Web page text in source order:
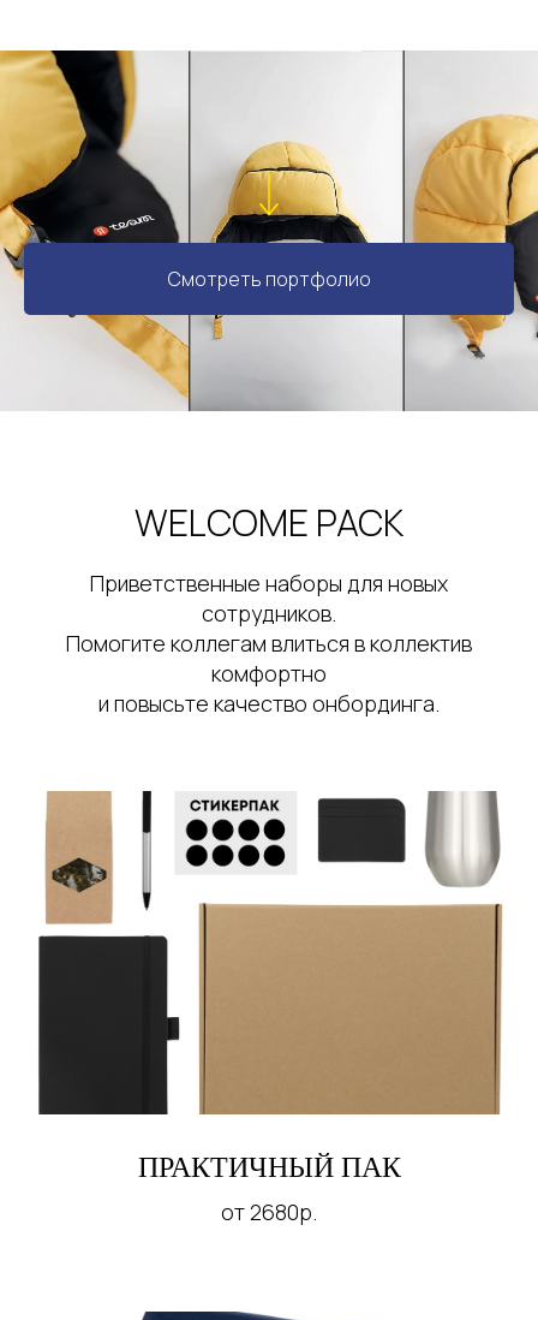
Смотреть портфолио
WELCOME PACK
Приветственные наборы для новых
сотрудников.
Помогите коллегам влиться в коллектив
комфортно
и повысьте качество онбординга.
ПРАКТИЧНЫЙ ПАК
от 2680р.